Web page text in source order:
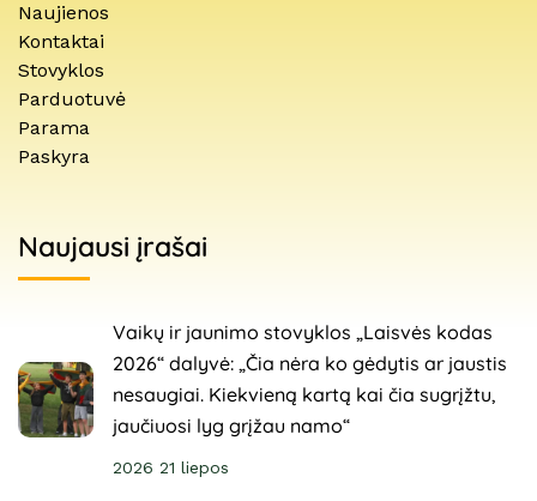
Naujienos
Kontaktai
Stovyklos
Parduotuvė
Parama
Paskyra
Naujausi įrašai
Vaikų ir jaunimo stovyklos „Laisvės kodas
2026“ dalyvė: „Čia nėra ko gėdytis ar jaustis
nesaugiai. Kiekvieną kartą kai čia sugrįžtu,
jaučiuosi lyg grįžau namo“
2026 21 liepos